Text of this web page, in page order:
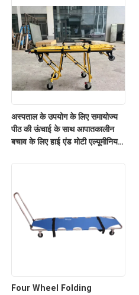
अस्पताल के उपयोग के लिए समायोज्य
पीठ की ऊंचाई के साथ आपातकालीन
बचाव के लिए हाई एंड मोटी एल्यूमीनियम
Four Wheel Folding